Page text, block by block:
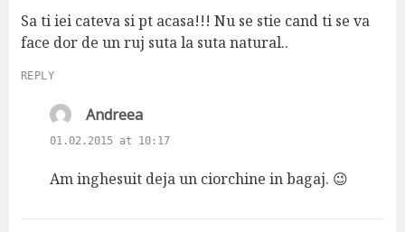
s
:
Sa ti iei cateva si pt acasa!!! Nu se stie cand ti se va
face dor de un ruj suta la suta natural..
REPLY
Andreeas
a
s
01.02.2015 at 10:17
Am inghesuit deja un ciorchine in bagaj. 😉